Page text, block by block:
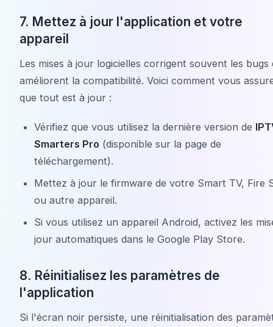
7. Mettez à jour l'application et votre
appareil
Les mises à jour logicielles corrigent souvent les bugs
améliorent la compatibilité. Voici comment vous
que tout est à jour :
Vérifiez que vous utilisez la dernière version de
Smarters Pro (disponible sur la page de
téléchargement).
Mettez à jour le firmware de votre Smart TV, Fire
ou autre appareil.
Si vous utilisez un appareil Android, activez les
jour automatiques dans le Google Play Store.
8. Réinitialisez les paramètres de
l'application
Si l'écran noir persiste, une réinitialisation des